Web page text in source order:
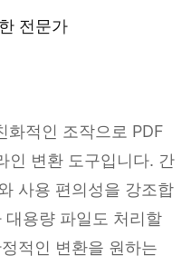
전문가
적인 조작으로 PDF
인 변환 도구입니다. 간
사용 편의성을 강조합
대용량 파일도 처리할
적인 변환을 원하는